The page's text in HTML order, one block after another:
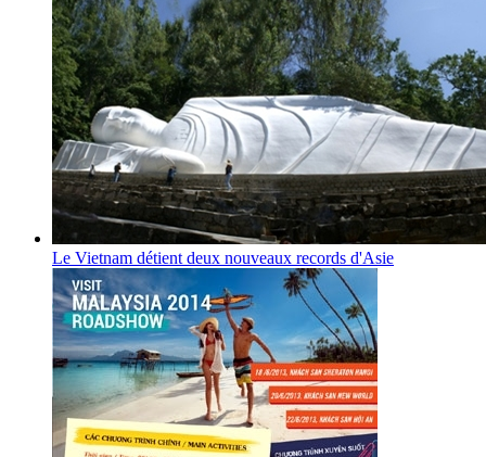
Le Vietnam détient deux nouveaux records d'Asie